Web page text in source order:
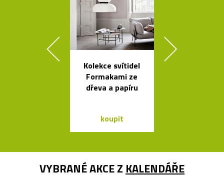
Kolekce svítidel
Formakami ze
dřeva a papíru
koupit
VYBRANÉ AKCE Z KALENDÁŘE